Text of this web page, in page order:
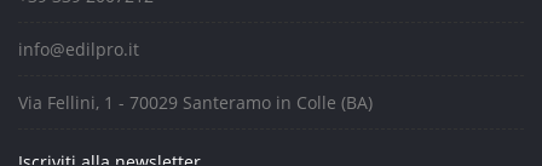
info@edilpro.it
Via Fellini, 1 - 70029 Santeramo in Colle (BA)